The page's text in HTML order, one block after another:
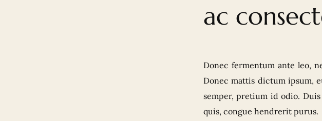
ac
Donec fermentum ante leo,
Donec mattis dictum ipsum,
semper, pretium id odio.
quis, congue hendrerit purus.